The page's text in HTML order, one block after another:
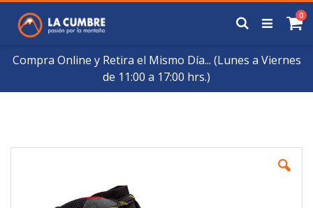
Compra Online y Retira el Mismo Día... (Lunes a Viernes
de 11:00 a 17:00 hrs.)
Contenido
0
Buscar